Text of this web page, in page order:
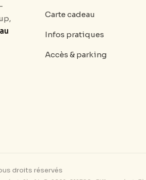
Carte cadeau
Infos pratiques
Accès & parking
droits réservés